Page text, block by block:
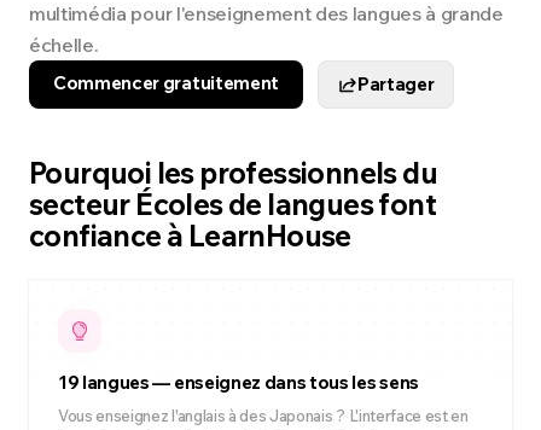
multimédia pour l'enseignement des langues à grande
échelle.
Commencer gratuitement Partager
Pourquoi les professionnels du
secteur Écoles de langues font
confiance à LearnHouse
19 langues — enseignez dans tous les sens
Vous enseignez l'anglais à des Japonais ? L'interface est en